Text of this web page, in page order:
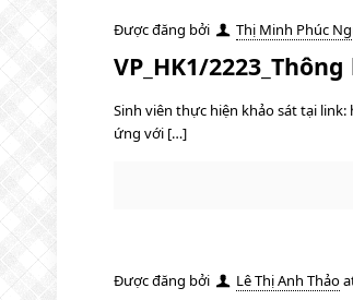
Được đăng bởi Thị Minh Phúc
VP_HK1/
Sinh viên thực hiện khảo sát tại
ứng với […]
Được đăng bởi Lê Thị Anh Thảo